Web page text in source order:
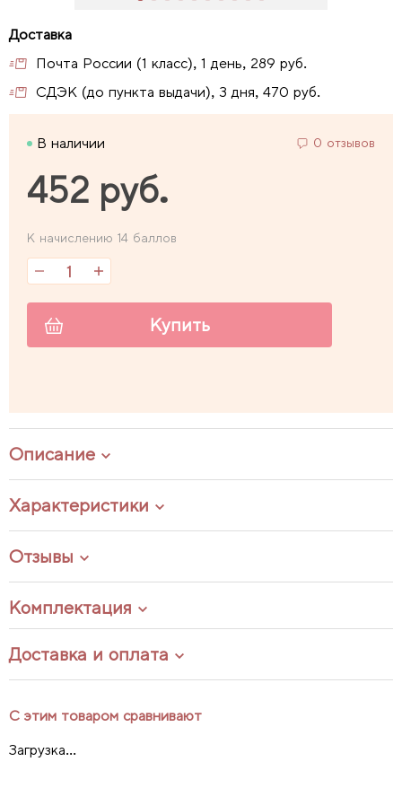
Почта России (1 класс), 1 день, 289 руб.
СДЭК (до пункта выдачи), 3 дня, 470 руб.
В наличии 0 отзывов
452 руб.
К начислению 14 баллов
Купить
Описание
Характеристики
Отзывы
Комплектация
Доставка и оплата
С этим товаром сравнивают
Загрузка...